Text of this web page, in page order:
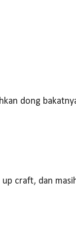
dong
craft, dan